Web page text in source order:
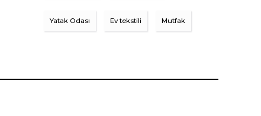
Yatak Odası Ev tekstili Mutfak